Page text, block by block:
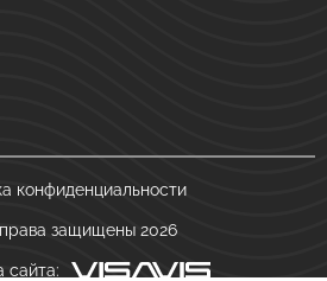
конфиденциальности
защищены 2026
сайта: